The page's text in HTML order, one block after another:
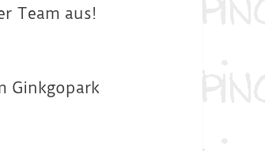
Team aus!
Ginkgopark